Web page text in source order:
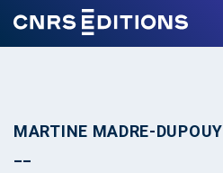
MARTINE MADRE-DUPOUY